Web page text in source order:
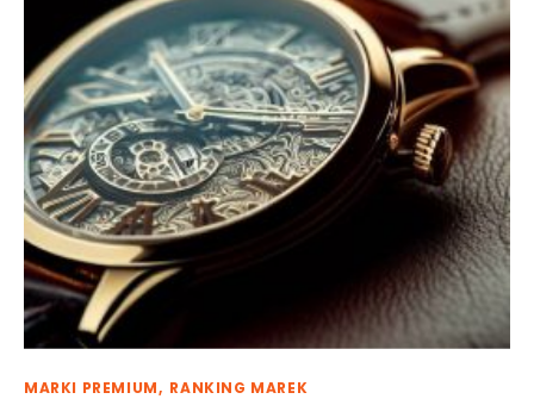
MARKI PREMIUM RANKING MAREK